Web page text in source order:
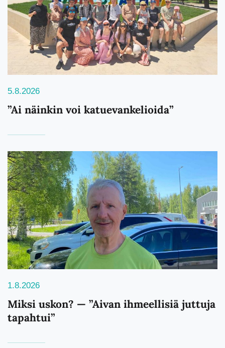
5.8.2026
”Ai näinkin voi katuevankelioida”
1.8.2026
Miksi uskon? — ”Aivan ihmeellisiä juttuja
tapahtui”